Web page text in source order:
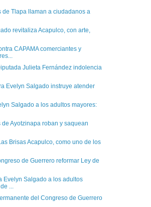
de Tlapa llaman a ciudadanos a
revitaliza Acapulco, con arte,
CAPAMA comerciantes y
Julieta Fernández indolencia
Evelyn Salgado instruye atender
Salgado a los adultos mayores:
de Ayotzinapa roban y saquean
Brisas Acapulco, como uno de los
de Guerrero reformar Ley de
Evelyn Salgado a los adultos
...
del Congreso de Guerrero